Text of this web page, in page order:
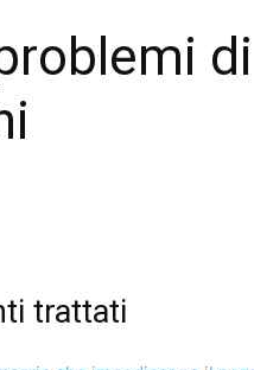
trattati